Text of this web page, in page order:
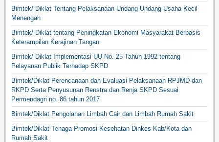
Bimtek/ Diklat Tentang Pelaksanaan Undang Undang Usaha Kecil
Menengah
Bimtek/ Diklat tentang Peningkatan Ekonomi Masyarakat Berbasis
Keterampilan Kerajinan Tangan
Bimtek/ Diklat Implementasi UU No. 25 Tahun 1992 tentang
Pelayanan Publik Terhadap SKPD
Bimtek/Diklat Perencanaan dan Evaluasi Pelaksanaan RPJMD dan
RKPD Serta Penyusunan Renstra dan Renja SKPD Sesuai
Permendagri no. 86 tahun 2017
Bimtek/Diklat Pengolahan Limbah Cair dan Limbah Rumah Sakit
Bimtek/Diklat Tenaga Promosi Kesehatan Dinkes Kab/Kota dan
Rumah Sakit